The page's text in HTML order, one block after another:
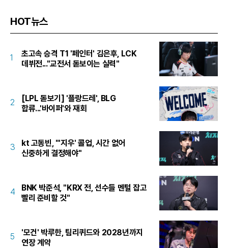
HOT뉴스
1
초고속 승격 T1 '페인터' 김은후, LCK
데뷔전..."교전서 돋보이는 실력"
2
[LPL 돋보기] '플랑드레', BLG
합류...'바이퍼'와 재회
3
kt 고동빈, "'지우' 콜업, 시간 없어
신중하게 결정해야"
4
BNK 박준석, "KRX 전, 선수들 멘털 잡고
빨리 준비할 것"
5
'모건' 박루한, 팀리퀴드와 2028년까지
연장 계약